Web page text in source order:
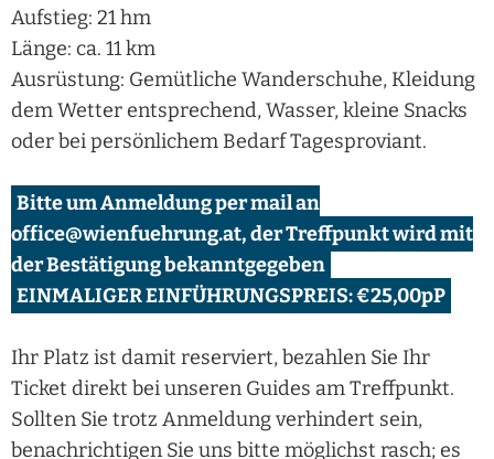
Aufstieg: 21 hm
Länge: ca. 11 km
Ausrüstung: Gemütliche Wanderschuhe, Kleidung
dem Wetter entsprechend, Wasser, kleine Snacks
oder bei persönlichem Bedarf Tagesproviant.
Bitte um Anmeldung per mail an
office@wienfuehrung.at, der Treffpunkt wird mit
der Bestätigung bekanntgegeben
EINMALIGER EINFÜHRUNGSPREIS: €25,00pP
Ihr Platz ist damit reserviert, bezahlen Sie Ihr
Ticket direkt bei unseren Guides am Treffpunkt.
Sollten Sie trotz Anmeldung verhindert sein,
benachrichtigen Sie uns bitte möglichst rasch; es